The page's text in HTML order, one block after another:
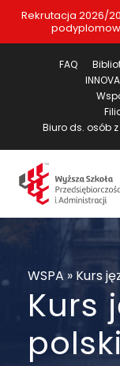
Rekrutacja 2026/
FAQ
Biuro ds. osób
WSPA » Kurs
Kurs